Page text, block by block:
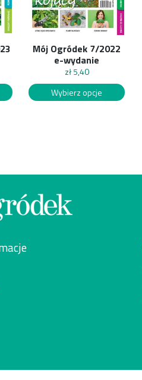
Mój Ogródek 7/2022
e-wydanie
zł5,40
Wybierz opcje